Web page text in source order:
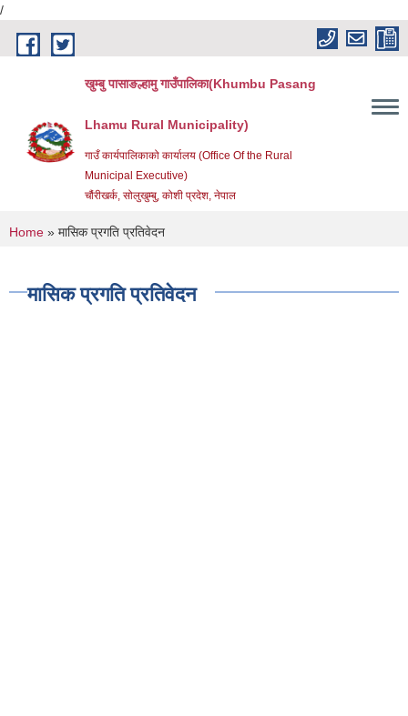
/
Skip to main content
खुम्बु पासाङल्हामु गाउँपालिका(Khumbu Pasang
Lhamu Rural Municipality)
गाउँ कार्यपालिकाको कार्यालय (Office Of the Rural
Municipal Executive)
चौंरीखर्क, सोलुखुम्बु, कोशी प्रदेश, नेपाल
You are here
Home » मासिक प्रगति प्रतिवेदन
मासिक प्रगति प्रतिवेदन